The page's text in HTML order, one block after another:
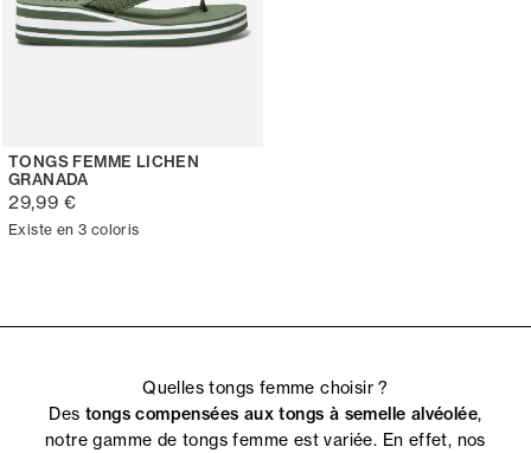
TONGS FEMME LICHEN
GRANADA
29,99 €
Existe en 3 coloris
Quelles tongs femme choisir ?
Destongs compensées aux tongs à semelle alvéolée,
notre gamme de tongs femme est variée. En effet, nos